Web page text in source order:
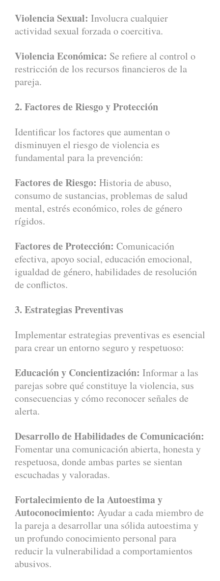
Violencia Sexual: Involucra cualquier
actividad sexual forzada o coercitiva.
Violencia Económica: Se refiere al control o
restricción de los recursos financieros de la
pareja.
2. Factores de Riesgo y Protección
Identificar los factores que aumentan o
disminuyen el riesgo de violencia es
fundamental para la prevención:
Factores de Riesgo: Historia de abuso,
consumo de sustancias, problemas de salud
mental, estrés económico, roles de género
rígidos.
Factores de Protección: Comunicación
efectiva, apoyo social, educación emocional,
igualdad de género, habilidades de resolución
de conflictos.
3. Estrategias Preventivas
Implementar estrategias preventivas es esencial
para crear un entorno seguro y respetuoso:
Educación y Concientización: Informar a las
parejas sobre qué constituye la violencia, sus
consecuencias y cómo reconocer señales de
alerta.
Desarrollo de Habilidades de Comunicación:
Fomentar una comunicación abierta, honesta y
respetuosa, donde ambas partes se sientan
escuchadas y valoradas.
Fortalecimiento de la Autoestima y
Autoconocimiento: Ayudar a cada miembro de
la pareja a desarrollar una sólida autoestima y
un profundo conocimiento personal para
reducir la vulnerabilidad a comportamientos
abusivos.